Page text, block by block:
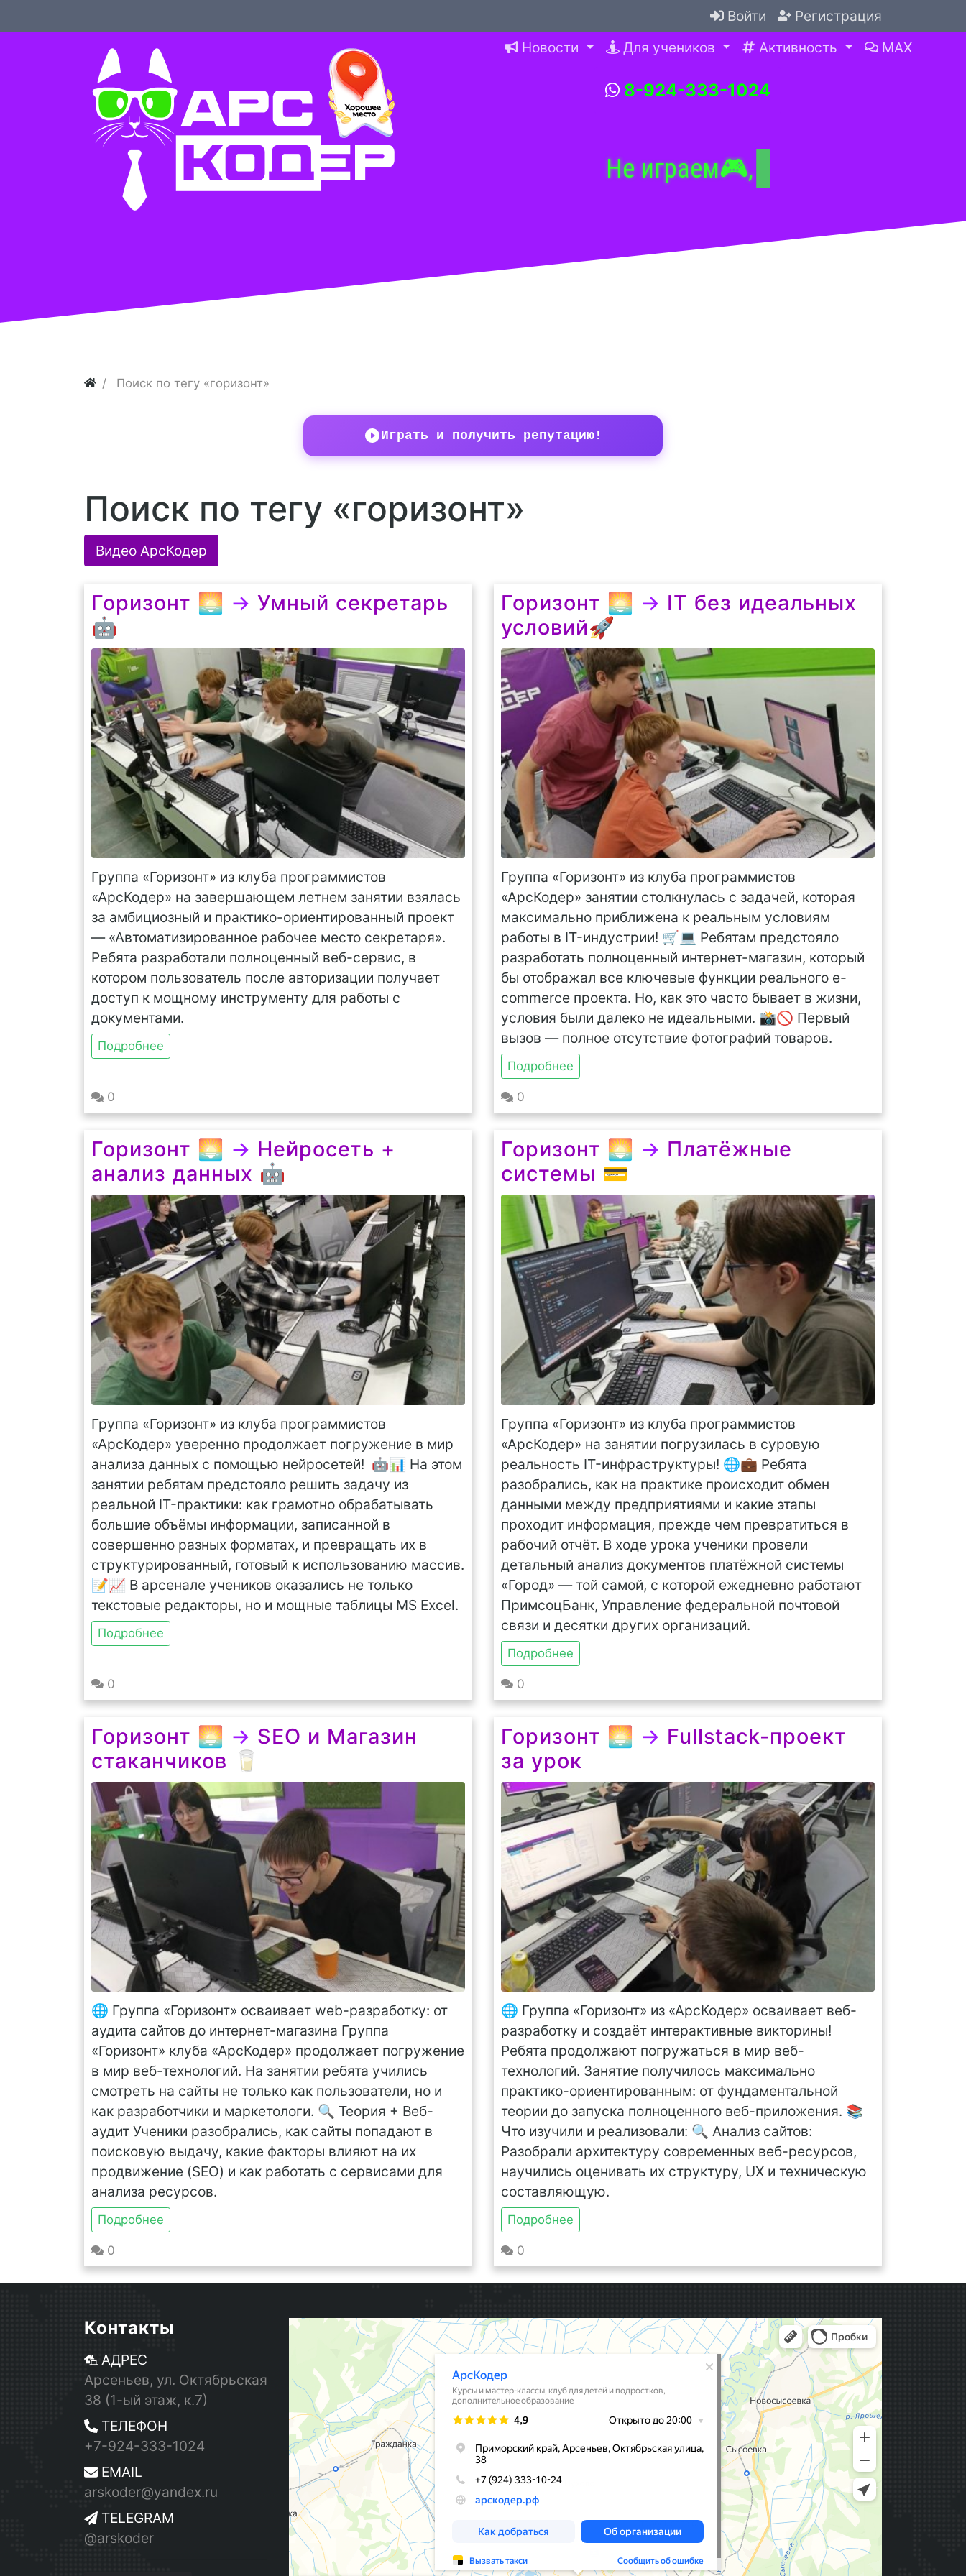
Войти
Регистрация
Новости
Для учеников Активность MAX
8-924-333-1024
Поиск по тегу «горизонт»
Играть и получить репутацию!
Поиск по тегу «горизонт»
Видео АрсКодер
Горизонт 🌅 → Умный секретарь
🤖
Группа «Горизонт» из клуба программистов
«АрсКодер» на завершающем летнем занятии взялась
за амбициозный и практико-ориентированный проект
— «Автоматизированное рабочее место секретаря».
Ребята разработали полноценный веб-сервис, в
котором пользователь после авторизации получает
доступ к мощному инструменту для работы с
документами.
Подробнее
0
Горизонт 🌅 → IT без идеальных
условий🚀
Группа «Горизонт» из клуба программистов
«АрсКодер» занятии столкнулась с задачей, которая
максимально приближена к реальным условиям
работы в IT-индустрии! 🛒💻 Ребятам предстояло
разработать полноценный интернет-магазин, который
бы отображал все ключевые функции реального e-
commerce проекта. Но, как это часто бывает в жизни,
условия были далеко не идеальными. 📸🚫 Первый
вызов — полное отсутствие фотографий товаров.
Подробнее
0
Горизонт 🌅 → Нейросеть +
анализ данных 🤖
Группа «Горизонт» из клуба программистов
«АрсКодер» уверенно продолжает погружение в мир
анализа данных с помощью нейросетей! 🤖📊 На этом
занятии ребятам предстояло решить задачу из
реальной IT-практики: как грамотно обрабатывать
большие объёмы информации, записанной в
совершенно разных форматах, и превращать их в
структурированный, готовый к использованию массив.
📝📈 В арсенале учеников оказались не только
текстовые редакторы, но и мощные таблицы MS Excel.
Подробнее
0
Горизонт 🌅 → Платёжные
системы 💳
Группа «Горизонт» из клуба программистов
«АрсКодер» на занятии погрузилась в суровую
реальность IT-инфраструктуры! 🌐💼 Ребята
разобрались, как на практике происходит обмен
данными между предприятиями и какие этапы
проходит информация, прежде чем превратиться в
рабочий отчёт. В ходе урока ученики провели
детальный анализ документов платёжной системы
«Город» — той самой, с которой ежедневно работают
ПримсоцБанк, Управление федеральной почтовой
связи и десятки других организаций.
Подробнее
0
Горизонт 🌅 → SEO и Магазин
стаканчиков 🥛
🌐 Группа «Горизонт» осваивает web-разработку: от
аудита сайтов до интернет-магазина Группа
«Горизонт» клуба «АрсКодер» продолжает погружение
в мир веб-технологий. На занятии ребята учились
смотреть на сайты не только как пользователи, но и
как разработчики и маркетологи. 🔍 Теория + Веб-
аудит Ученики разобрались, как сайты попадают в
поисковую выдачу, какие факторы влияют на их
продвижение (SEO) и как работать с сервисами для
анализа ресурсов.
Подробнее
0
Горизонт 🌅 → Fullstack-проект
за урок
🌐 Группа «Горизонт» из «АрсКодер» осваивает веб-
разработку и создаёт интерактивные викторины!
Ребята продолжают погружаться в мир веб-
технологий. Занятие получилось максимально
практико-ориентированным: от фундаментальной
теории до запуска полноценного веб-приложения. 📚
Что изучили и реализовали: 🔍 Анализ сайтов:
Разобрали архитектуру современных веб-ресурсов,
научились оценивать их структуру, UX и техническую
составляющую.
Подробнее
0
Контакты
АДРЕС
Арсеньев, ул. Октябрьская
38 (1-ый этаж, к.7)
ТЕЛЕФОН
+7-924-333-1024
EMAIL
arskoder@yandex.ru
TELEGRAM
@arskoder